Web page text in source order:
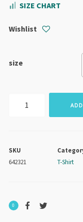
SIZE CHART
Wishlist
size
SKU
642321
T-Shirt
0